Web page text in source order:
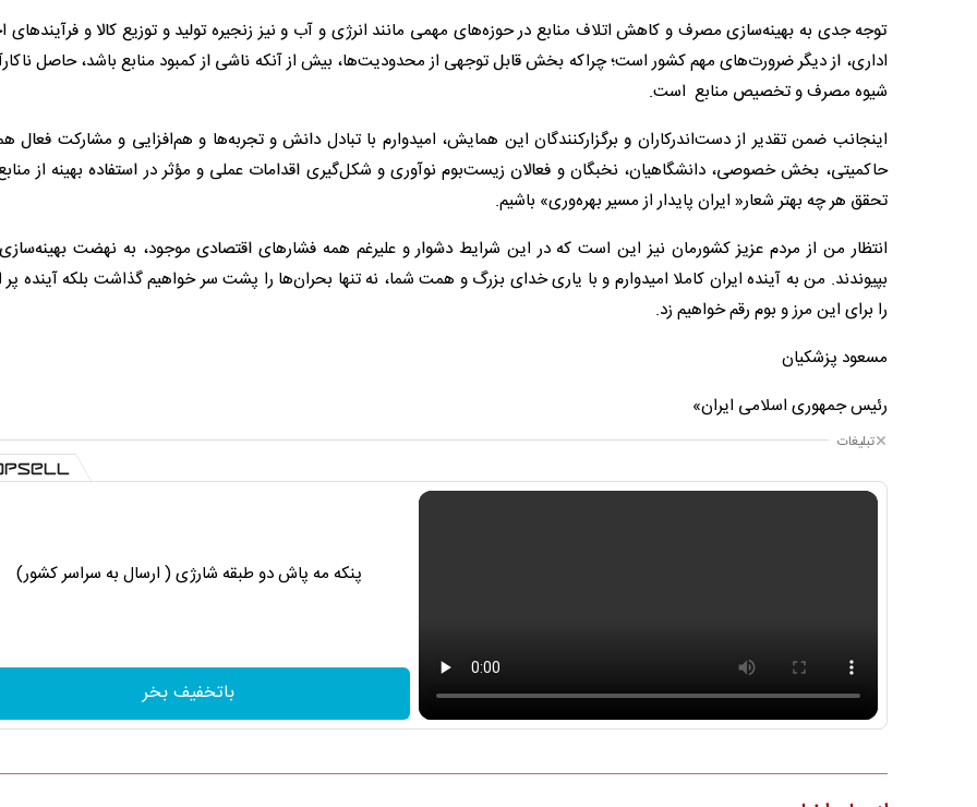
توجه جدی به بهینه‌سازی مصرف و کاهش اتلاف منابع در حوزه‌های مهمی مانند انرژی و آب و نیز زنجیره تولید و توزیع کالا و فرآیندهای
اداری، از دیگر ضرورت‌های مهم کشور است؛ چراکه بخش قابل توجهی از محدودیت‌ها، بیش از آنکه ناشی از کمبود منابع باشد، حاصل
شیوه مصرف و تخصیص منابع است.
اینجانب ضمن تقدیر از دست‌اندرکاران و برگزارکنندگان این همایش، امیدوارم با تبادل دانش و تجربه‌ها و هم‌افزایی و مشارکت فعال
حاکمیتی، بخش خصوصی، دانشگاهیان، نخبگان و فعالان زیست‌بوم نوآوری و شکل‌گیری اقدامات عملی و مؤثر در استفاده بهینه از
تحقق هر چه بهتر شعار« ایران پایدار از مسیر بهره‌وری» باشیم.
انتظار من از مردم عزیز کشورمان نیز این است که در این شرایط دشوار و علیرغم همه فشارهای اقتصادی موجود، به نهضت
بپیوندند. من به آینده ایران کاملا امیدوارم و با یاری خدای بزرگ و همت شما، نه تنها بحران‌ها را پشت سر خواهیم گذاشت بلکه آینده پر
را برای این مرز و بوم رقم خواهیم زد.
مسعود پزشکیان
رئیس جمهوری اسلامی ایران»
تبلیغات
پنکه مه پاش دو طبقه شارژی ( ارسال به سراسر کشور)
باتخفیف بخر